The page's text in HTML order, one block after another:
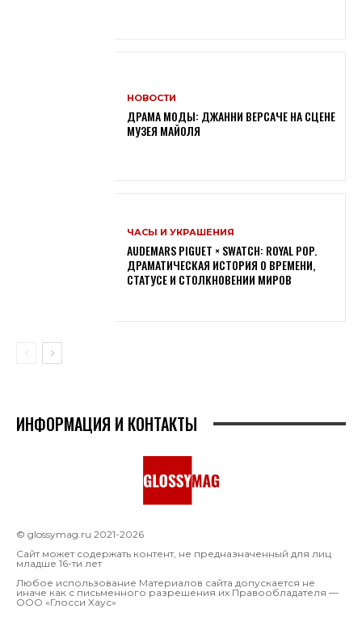
НОВОСТИ
ДРАМА МОДЫ: ДЖАННИ ВЕРСАЧЕ НА СЦЕНЕ
МУЗЕЯ МАЙОЛЯ
ЧАСЫ И УКРАШЕНИЯ
AUDEMARS PIGUET × SWATCH: ROYAL POP.
ДРАМАТИЧЕСКАЯ ИСТОРИЯ О ВРЕМЕНИ,
СТАТУСЕ И СТОЛКНОВЕНИИ МИРОВ
ИНФОРМАЦИЯ И КОНТАКТЫ
© glossymag.ru 2021-2026
Сайт может содержать контент, не предназначенный для лиц
младше 16-ти лет
Любое использование Материалов сайта допускается не
иначе как с письменного разрешения их Правообладателя —
OOO «Глосси Хаус»